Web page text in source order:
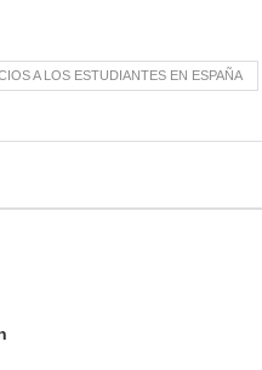
A LOS ESTUDIANTES EN ESPAÑA